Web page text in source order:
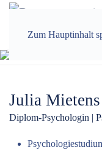
Zum Hauptinhalt
Julia Mietens
Diplom-Psychologin |